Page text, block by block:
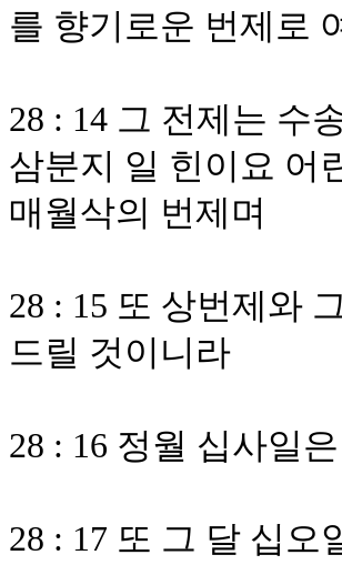
를 향기로운 번제로
28 : 14 그 전제는 수
삼분지 일 힌이요 어
매월삭의 번제며
28 : 15 또 상번제와
드릴 것이니라
28 : 16 정월 십사일
28 : 17 또 그 달 십